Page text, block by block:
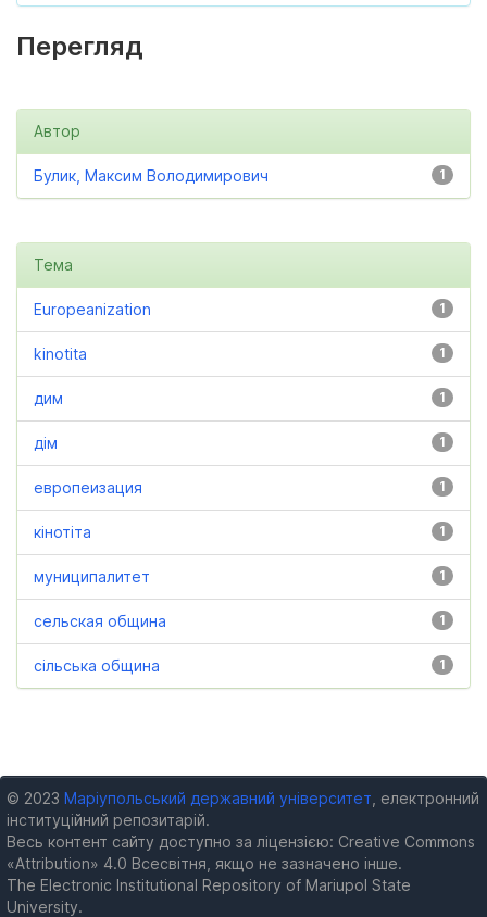
Перегляд
Автор
1
Булик, Максим Володимирович
Тема
1
Europeanization
1
kinotita
1
дим
1
дім
1
европеизация
1
кінотіта
1
муниципалитет
1
сельская община
1
сільська община
© 2023 Маріупольський державний університет , електронний
інституційний репозитарій.
Весь контент сайту доступно за ліцензією: Creative Commons
«Attribution» 4.0 Всесвітня, якщо не зазначено інше.
The Electronic Institutional Repository of Mariupol State
University.